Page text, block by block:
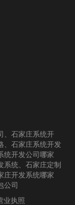
石家庄系统开
石家庄系统开发
统开发公司哪家
系统
石家庄定制
庄开发系统哪家
公司
业执照